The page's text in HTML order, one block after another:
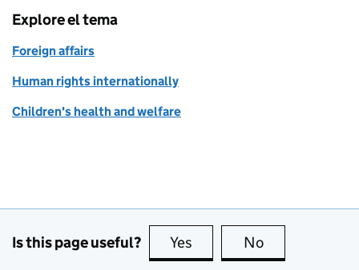
Explore el tema
Foreign affairs
Human rights internationally
Children's health and welfare
Is this page useful? Yes this page is useful
No